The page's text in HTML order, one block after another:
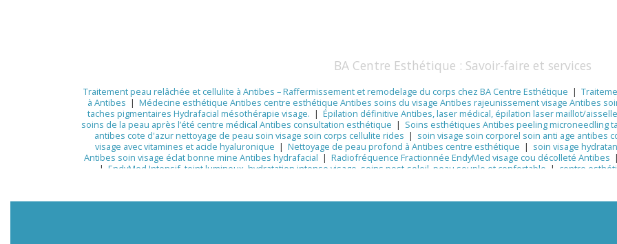
BA Centre Esthétique : Savoir-faire et services
Traitement peau relâchée et cellulite à Antibes – Raffermissement et remodelage du corps chez BA Centre Esthétique |
à Antibes | Médecine esthétique Antibes centre esthétique Antibes soins du visage Antibes rajeunissement visage Antibes
taches pigmentaires Hydrafacial mésothérapie visage. | Épilation définitive Antibes, laser médical, épilation laser maillot/
soins de la peau après l’été centre médical Antibes consultation esthétique | Soins esthétiques Antibes peeling microneedling
antibes cote d'azur nettoyage de peau soin visage soin corps cellulite rides | soin visage soin corporel soin anti age antibes
visage avec vitamines et acide hyaluronique | Nettoyage de peau profond à Antibes centre esthétique | soin visage
Antibes soin visage éclat bonne mine Antibes hydrafacial | Radiofréquence Fractionnée EndyMed visage cou décolleté Antibes |
| EndyMed Intensif, teint lumineux, hydratation intense visage, soins post-soleil, peau souple et confortable | centre
Fractionnée EndyMed traitement anti-âge non invasif Soin raffermissant visage cou décolleté rides ridules|soin peau